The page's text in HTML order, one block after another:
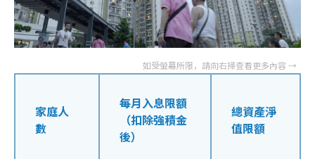
家庭人
數
每月入息限額
（扣除強積金
後）
總資產淨
值限額